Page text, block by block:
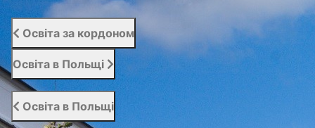
Освіта за кордоном
Освіта в Польщі
Освіта в Польщі